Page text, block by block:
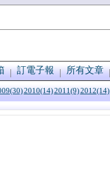
訂電子報 所有文章
2010(14)2011(9)2012(14)